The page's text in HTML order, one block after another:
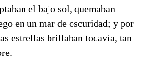
el bajo sol, quemaban
en un mar de oscuridad; y por
estrellas bri­llaban todavía, tan